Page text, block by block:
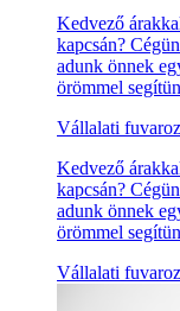
Kedvező
kapcsán?
adunk önnek
örömmel
Vállalati
Kedvező
kapcsán?
adunk önnek
örömmel
Vállalati